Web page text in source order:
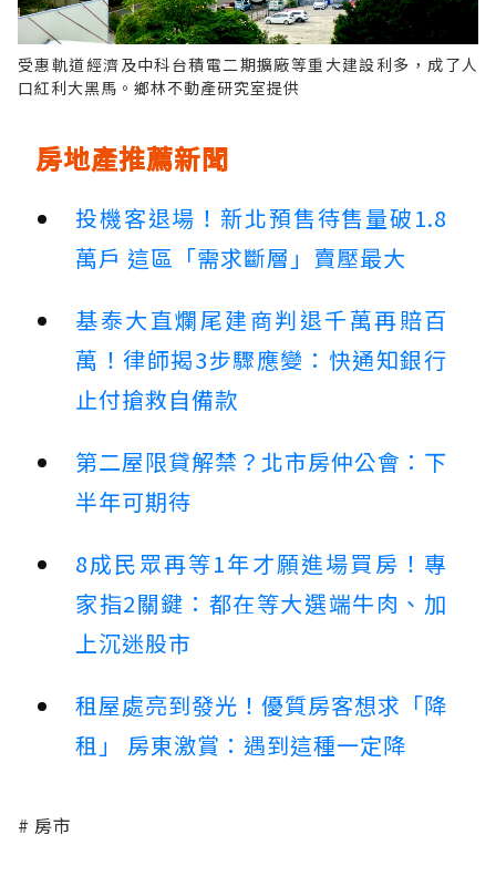
受惠軌道經濟及中科台積電二期擴廠等重大建設利多，成了人
口紅利大黑馬。鄉林不動產研究室提供
房地產推薦新聞
投機客退場！新北預售待售量破1.8
萬戶 這區「需求斷層」賣壓最大
基泰大直爛尾建商判退千萬再賠百
萬！律師揭3步驟應變：快通知銀行
止付搶救自備款
第二屋限貸解禁？北市房仲公會：下
半年可期待
8成民眾再等1年才願進場買房！專
家指2關鍵：都在等大選端牛肉、加
上沉迷股市
租屋處亮到發光！優質房客想求「降
租」 房東激賞：遇到這種一定降
房市